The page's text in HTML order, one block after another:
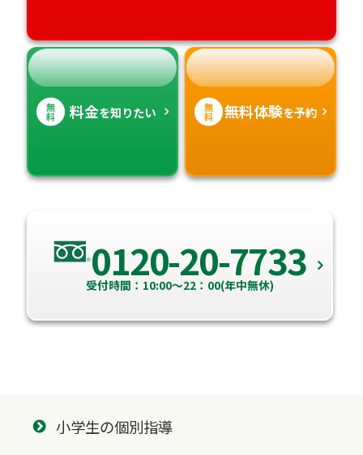
無
料 料金を知りたい 無
料 無料体験を予約
0120-20-7733
受付時間：10:00～22：00(年中無休)
小学生の個別指導